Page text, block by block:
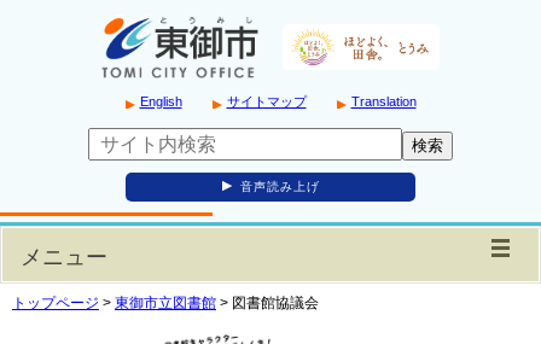
English サイトマップ Translation
音声読み上げ
メニュー
トップページ > 東御市立図書館 > 図書館協議会